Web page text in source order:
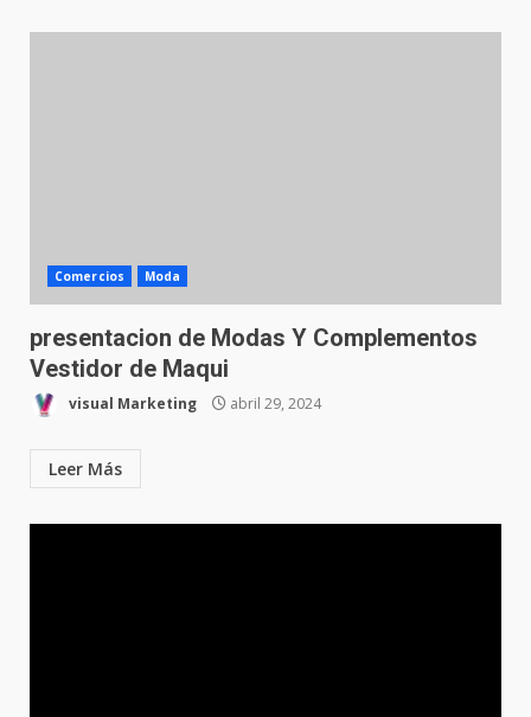
Comercios Moda
presentacion de Modas Y Complementos
Vestidor de Maqui
visual Marketing abril 29, 2024
Leer Más